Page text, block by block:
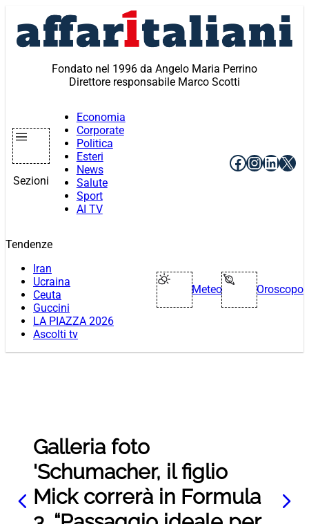
contenuto
Fondato nel 1996 da Angelo Maria Perrino
Direttore responsabile Marco Scotti
Sezioni
Economia
Corporate
Politica
Esteri
News
Salute
Sport
AI TV
Facebook
X
Tendenze
Iran
Ucraina
Ceuta
Guccini
LA PIAZZA 2026
Ascolti tv
Meteo Oroscopo
Galleria foto
'Schumacher, il figlio
Mick correrà in Formula